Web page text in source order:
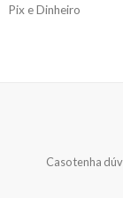
Pix e Dinheiro
Caso tenha